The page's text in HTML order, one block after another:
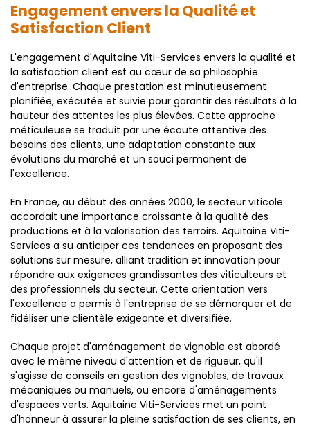
Engagement envers la Qualité et
Satisfaction Client
L'engagement d'Aquitaine Viti-Services envers la qualité et
la satisfaction client est au cœur de sa philosophie
d'entreprise. Chaque prestation est minutieusement
planifiée, exécutée et suivie pour garantir des résultats à la
hauteur des attentes les plus élevées. Cette approche
méticuleuse se traduit par une écoute attentive des
besoins des clients, une adaptation constante aux
évolutions du marché et un souci permanent de
l'excellence.
En France, au début des années 2000, le secteur viticole
accordait une importance croissante à la qualité des
productions et à la valorisation des terroirs. Aquitaine Viti-
Services a su anticiper ces tendances en proposant des
solutions sur mesure, alliant tradition et innovation pour
répondre aux exigences grandissantes des viticulteurs et
des professionnels du secteur. Cette orientation vers
l'excellence a permis à l'entreprise de se démarquer et de
fidéliser une clientèle exigeante et diversifiée.
Chaque projet d'aménagement de vignoble est abordé
avec le même niveau d'attention et de rigueur, qu'il
s'agisse de conseils en gestion des vignobles, de travaux
mécaniques ou manuels, ou encore d'aménagements
d'espaces verts. Aquitaine Viti-Services met un point
d'honneur à assurer la pleine satisfaction de ses clients, en